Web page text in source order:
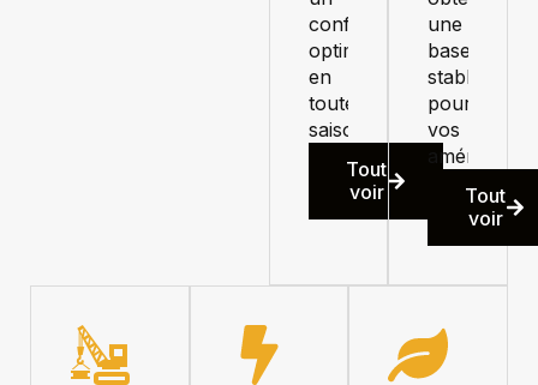
confort
optimal
en
toute
saison.
Tout
voir
une
base
stable
pour
vos
Tout
voir